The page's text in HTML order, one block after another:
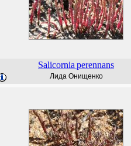
Salicornia perennans
Лида Онищенко